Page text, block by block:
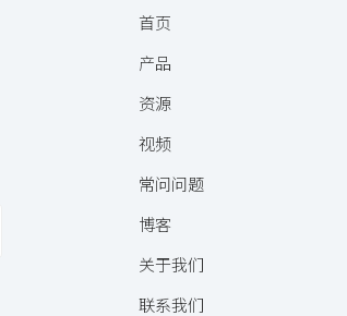
首页
产品
资源
视频
常问问题
博客
关于我们
联系我们